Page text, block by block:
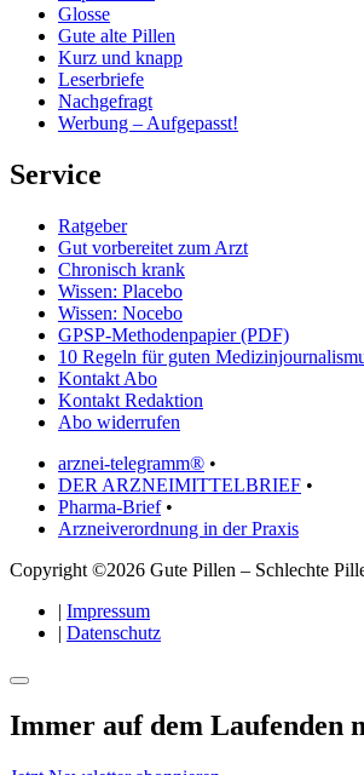
Glosse
Gute alte Pillen
Kurz und knapp
Leserbriefe
Nachgefragt
Werbung – Aufgepasst!
Service
Ratgeber
Gut vorbereitet zum Arzt
Chronisch krank
Wissen: Placebo
Wissen: Nocebo
GPSP-Methodenpapier (PDF)
10 Regeln für guten
Kontakt Abo
Kontakt Redaktion
Abo widerrufen
arznei-telegramm® •
DER ARZNEIMITTELBRIEF •
Pharma-Brief•
Arzneiverordnung in der Praxis
Copyright ©2026 Gute Pillen – Schlechte
| Impressum
| Datenschutz
Immer auf dem Laufenden